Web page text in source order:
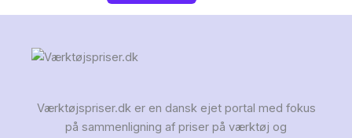
Værktøjspriser.dk er en dansk ejet portal med fokus
på sammenligning af priser på værktøj og